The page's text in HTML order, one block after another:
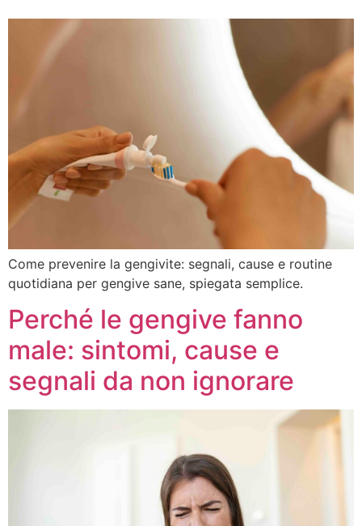
Come prevenire la gengivite: segnali, cause e routine
quotidiana per gengive sane, spiegata semplice.
Perché le gengive fanno
male: sintomi, cause e
segnali da non ignorare